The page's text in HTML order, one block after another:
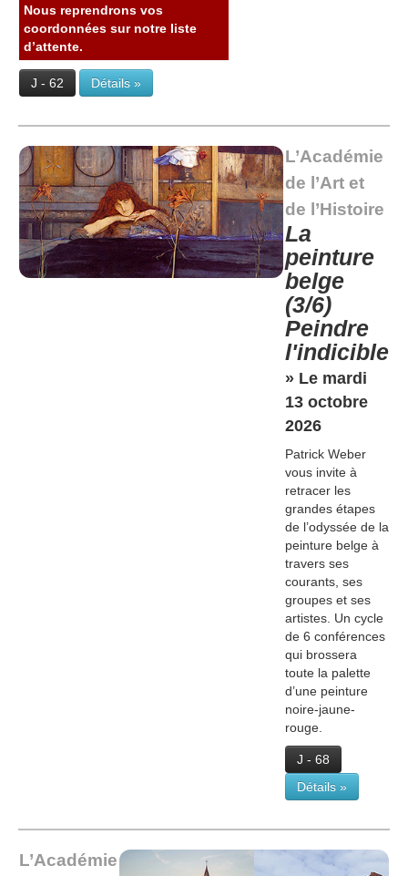
Nous reprendrons vos
coordonnées sur notre liste
d’attente.
J - 62 Détails »
L’Académie
de l’Art et
de l’Histoire
La
peinture
belge
(3/6)
Peindre
l'indicible
» Le mardi
13 octobre
2026
Patrick Weber
vous invite à
retracer les
grandes étapes
de l’odyssée de la
peinture belge à
travers ses
courants, ses
groupes et ses
artistes. Un cycle
de 6 conférences
qui brossera
toute la palette
d’une peinture
noire-jaune-
rouge.
J - 68
Détails »
L’Académie